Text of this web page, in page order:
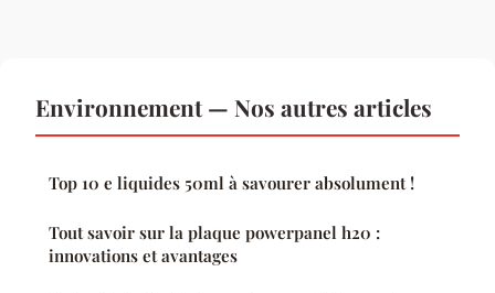
Environnement — Nos autres articles
Top 10 e liquides 50ml à savourer absolument !
Tout savoir sur la plaque powerpanel h20 :
innovations et avantages